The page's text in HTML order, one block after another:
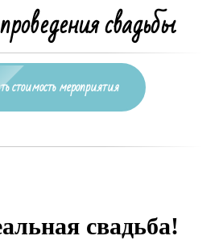
свадьбы
стоимость мероприятия
свадьба!